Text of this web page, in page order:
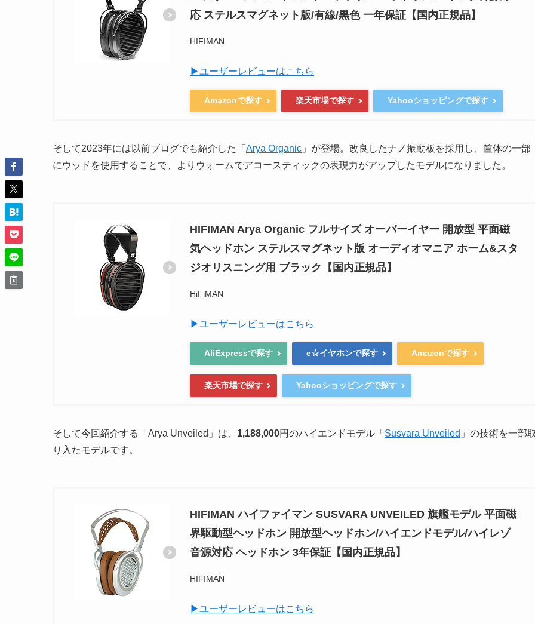
応 ステルスマグネット版/有線/黒色 一年保証【国内正規品】
HIFIMAN
▶ユーザーレビューはこちら
Amazonで探す 楽天市場で探す Yahooショッピングで探す
そして2023年には以前ブログでも紹介した「 Arya Organic 」が登場。改良したナノ振動板を採用し、筐体の一部
にウッドを使用することで、よりウォームでアコースティックの表現力がアップしたモデルになりました。
HIFIMAN Arya Organic フルサイズ オーバーイヤー 開放型 平面磁
気ヘッドホン ステルスマグネット版 オーディオマニア ホーム&スタ
ジオリスニング用 ブラック【国内正規品】
HiFiMAN
▶ユーザーレビューはこちら
AliExpressで探す e☆イヤホンで探す Amazonで探す
楽天市場で探す Yahooショッピングで探す
そして今回紹介する「Arya Unveiled」は、 1,188,000円のハイエンドモデル「 Susvara Unveiled 」の技術を一部
り入たモデルです。
HIFIMAN ハイファイマン SUSVARA UNVEILED 旗艦モデル 平面磁
界駆動型ヘッドホン 開放型ヘッドホン/ハイエンドモデル/ハイレゾ
音源対応 ヘッドホン 3年保証【国内正規品】
HIFIMAN
▶ユーザーレビューはこちら